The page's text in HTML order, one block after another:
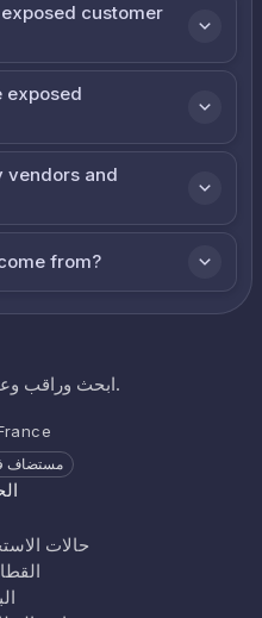
customer
exposed
vendors and
from?
ابحث وراقب وعالج بيانات الاعتماد المخترقة في ثوانٍ.
مستضاف في
حالات